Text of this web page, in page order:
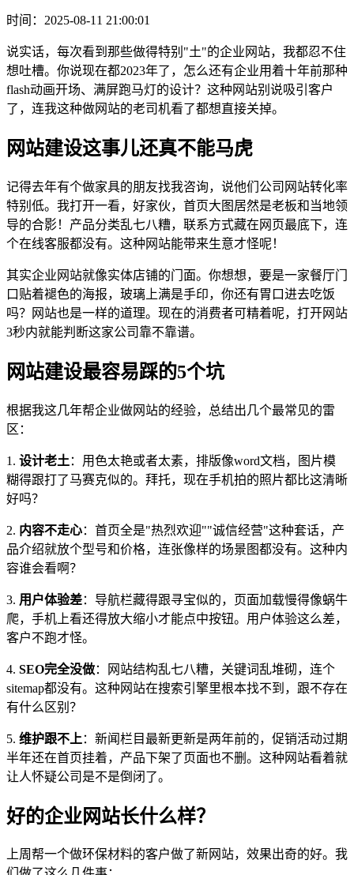
时间：2025-08-11 21:00:01
说实话，每次看到那些做得特别"土"的企业网站，我都忍不住
想吐槽。你说现在都2023年了，怎么还有企业用着十年前那种
flash动画开场、满屏跑马灯的设计？这种网站别说吸引客户
了，连我这种做网站的老司机看了都想直接关掉。
网站建设这事儿还真不能马虎
记得去年有个做家具的朋友找我咨询，说他们公司网站转化率
特别低。我打开一看，好家伙，首页大图居然是老板和当地领
导的合影！产品分类乱七八糟，联系方式藏在网页最底下，连
个在线客服都没有。这种网站能带来生意才怪呢！
其实企业网站就像实体店铺的门面。你想想，要是一家餐厅门
口贴着褪色的海报，玻璃上满是手印，你还有胃口进去吃饭
吗？网站也是一样的道理。现在的消费者可精着呢，打开网站
3秒内就能判断这家公司靠不靠谱。
网站建设最容易踩的5个坑
根据我这几年帮企业做网站的经验，总结出几个最常见的雷
区：
1. 设计老土 ：用色太艳或者太素，排版像word文档，图片模
糊得跟打了马赛克似的。拜托，现在手机拍的照片都比这清晰
好吗？
2. 内容不走心：首页全是"热烈欢迎""诚信经营"这种套话，产
品介绍就放个型号和价格，连张像样的场景图都没有。这种内
容谁会看啊？
3. 用户体验差：导航栏藏得跟寻宝似的，页面加载慢得像蜗牛
爬，手机上看还得放大缩小才能点中按钮。用户体验这么差，
客户不跑才怪。
4. SEO完全没做：网站结构乱七八糟，关键词乱堆砌，连个
sitemap都没有。这种网站在搜索引擎里根本找不到，跟不存在
有什么区别？
5. 维护跟不上 ：新闻栏目最新更新是两年前的，促销活动过期
半年还在首页挂着，产品下架了页面也不删。这种网站看着就
让人怀疑公司是不是倒闭了。
好的企业网站长什么样？
上周帮一个做环保材料的客户做了新网站，效果出奇的好。我